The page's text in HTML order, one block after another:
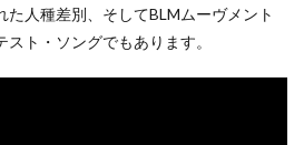
人種差別、そしてBLMムーヴメント
ト・ソングでもあります。